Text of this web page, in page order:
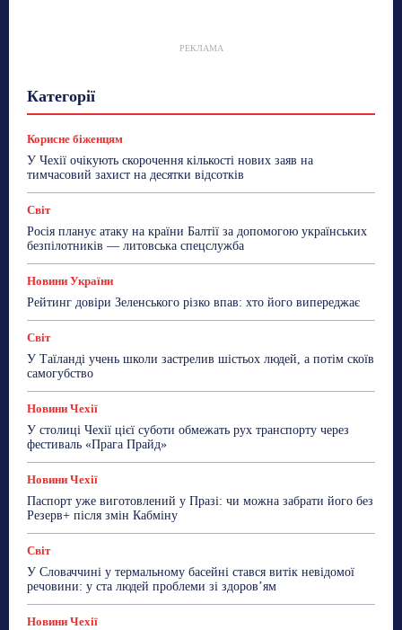
РЕКЛАМА
Категорії
Новини Чехії
Сад та город
ТехноМанія
Топ-новини Фоторепортаж
Корисне біженцям
У Чехії очікують скорочення кількості нових заяв на
тимчасовий захист на десятки відсотків
Світ
Росія планує атаку на країни Балтії за допомогою українських
безпілотників — литовська спецслужба
Новини України
Рейтинг довіри Зеленського різко впав: хто його випереджає
Світ
У Таїланді учень школи застрелив шістьох людей, а потім скоїв
самогубство
Новини Чехії
У столиці Чехії цієї суботи обмежать рух транспорту через
фестиваль «Прага Прайд»
Новини Чехії
Паспорт уже виготовлений у Празі: чи можна забрати його без
Резерв+ після змін Кабміну
Світ
У Словаччині у термальному басейні стався витік невідомої
речовини: у ста людей проблеми зі здоров’ям
Новини Чехії